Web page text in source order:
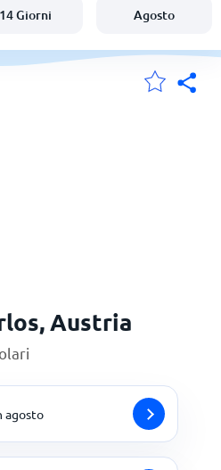
14 Giorni Agosto
Austria
agosto